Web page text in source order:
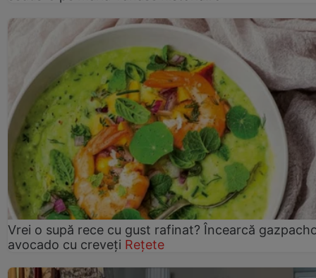
Vrei o supă rece cu gust rafinat? Încearcă
avocado cu creveți Rețete